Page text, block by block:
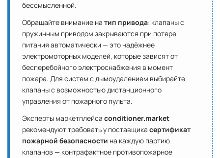
бессмысленной.
Обращайте внимание на тип привода: клапаны с
пружинным приводом закрываются при потере
питания автоматически — это надёжнее
электромоторных моделей, которые зависят от
бесперебойного электроснабжения в момент
пожара. Для систем с дымоудалением выбирайте
клапаны с возможностью дистанционного
управления от пожарного пульта.
Эксперты маркетплейса conditioner.market
рекомендуют требовать у поставщика сертификат
пожарной безопасности на каждую партию
клапанов — контрафактное противопожарное